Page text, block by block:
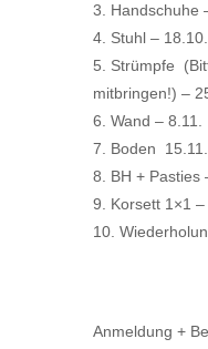
3. Handschuhe
4. Stuhl – 18.10.
5. Strümpfe
mitbringen!) –
6. Wand – 8.11.
7. Boden 15.11.
8. BH + Pasties
9. Korsett 1×1 –
10.
Anmeldung +